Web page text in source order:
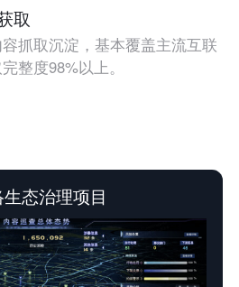
取
抓取沉淀，基本覆盖主流互联
整度98%以上。
态治理项目